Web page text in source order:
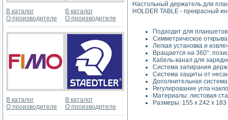
В каталог
О производителе
В каталог
О производителе
В каталог
О производителе
В каталог
О производителе
Настольный держатель для
HOLDER TABLE - прекрасный
Подходит для
Симметрическое
Легкая установка и
Вращается на 360°:
Кабель-канал для
Система запирания
Система защиты от
Дополнительная
Регулирование угла
Материалы: листовая
Размеры: 155 x 242 x